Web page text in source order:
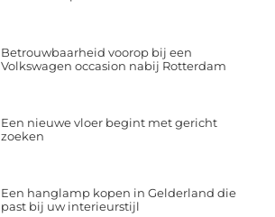
Betrouwbaarheid voorop bij een
Volkswagen occasion nabij Rotterdam
Een nieuwe vloer begint met gericht
zoeken
Een hanglamp kopen in Gelderland die
past bij uw interieurstijl